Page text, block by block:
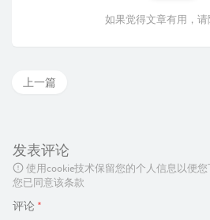
如果觉得文章有用，
上一篇
发表评论
使用cookie技术保留您的个人信息以便
您已同意该条款
评论 *